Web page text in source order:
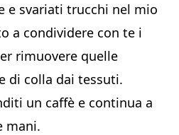
e svariati trucchi nel mio
a condividere con te i
rimuovere quelle
di colla dai tessuti.
un caffè e continua a
mani.